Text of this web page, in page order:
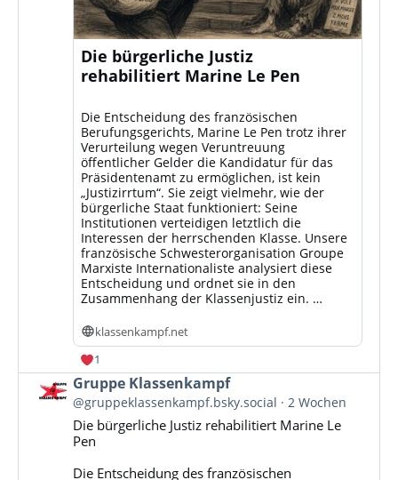
Die bürgerliche Justiz
rehabilitiert Marine Le Pen
Die Entscheidung des französischen
Berufungsgerichts, Marine Le Pen trotz ihrer
Verurteilung wegen Veruntreuung
öffentlicher Gelder die Kandidatur für das
Präsidentenamt zu ermöglichen, ist kein
„Justizirrtum“. Sie zeigt vielmehr, wie der
bürgerliche Staat funktioniert: Seine
Institutionen verteidigen letztlich die
Interessen der herrschenden Klasse. Unsere
französische Schwesterorganisation Groupe
Marxiste Internationaliste analysiert diese
Entscheidung und ordnet sie in den
Zusammenhang der Klassenjustiz ein. …
klassenkampf.net
1
Beitrag
von
Gruppe
Klassenkampf
Bluesky
Gruppe Klassenkampf
@gruppeklassenkampf.bsky.social 2 Wochen
Die bürgerliche Justiz rehabilitiert Marine Le
Pen
Die Entscheidung des französischen